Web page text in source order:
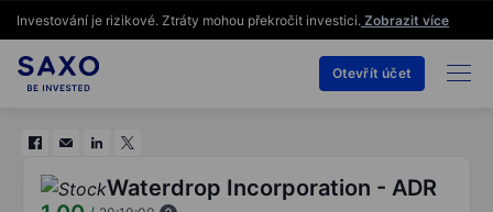
Investování je rizikové. Ztráty mohou překročit investici. Zobrazit více
Otevřít účet
Waterdrop Incorporation - ADR